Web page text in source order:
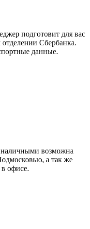
подготовит для вас
Сбербанка.
данные.
возможна
а так же
офисе.